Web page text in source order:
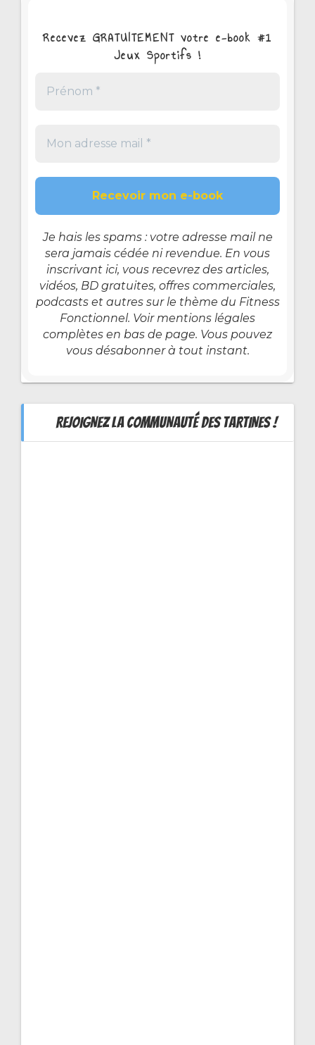
Recevez GRATUITEMENT votre e-book #1
Jeux Sportifs !
Je hais les spams : votre adresse mail ne
sera jamais cédée ni revendue. En vous
inscrivant ici, vous recevrez des articles,
vidéos, BD gratuites, offres commerciales,
podcasts et autres sur le thème du Fitness
Fonctionnel. Voir mentions légales
complètes en bas de page. Vous pouvez
vous désabonner à tout instant.
REJOIGNEZ LA COMMUNAUTÉ DES TARTINES !